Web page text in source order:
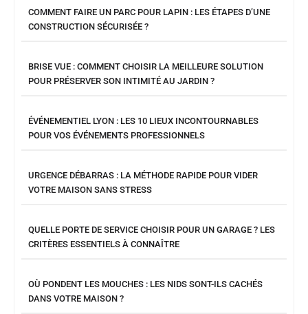
COMMENT FAIRE UN PARC POUR LAPIN : LES ÉTAPES D’UNE
CONSTRUCTION SÉCURISÉE ?
BRISE VUE : COMMENT CHOISIR LA MEILLEURE SOLUTION
POUR PRÉSERVER SON INTIMITÉ AU JARDIN ?
ÉVÉNEMENTIEL LYON : LES 10 LIEUX INCONTOURNABLES
POUR VOS ÉVÉNEMENTS PROFESSIONNELS
URGENCE DÉBARRAS : LA MÉTHODE RAPIDE POUR VIDER
VOTRE MAISON SANS STRESS
QUELLE PORTE DE SERVICE CHOISIR POUR UN GARAGE ? LES
CRITÈRES ESSENTIELS À CONNAÎTRE
OÙ PONDENT LES MOUCHES : LES NIDS SONT-ILS CACHÉS
DANS VOTRE MAISON ?